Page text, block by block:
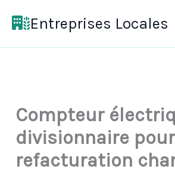
Entreprises Locales
Compteur
divisionnaire pour
refacturation